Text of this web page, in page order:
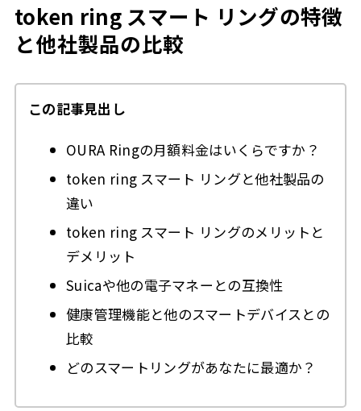
token ring スマート リングの特徴
と他社製品の比較
この記事見出し
OURA Ringの月額料金はいくらですか？
token ring スマート リングと他社製品の
違い
token ring スマート リングのメリットと
デメリット
Suicaや他の電子マネーとの互換性
健康管理機能と他のスマートデバイスとの
比較
どのスマートリングがあなたに最適か？